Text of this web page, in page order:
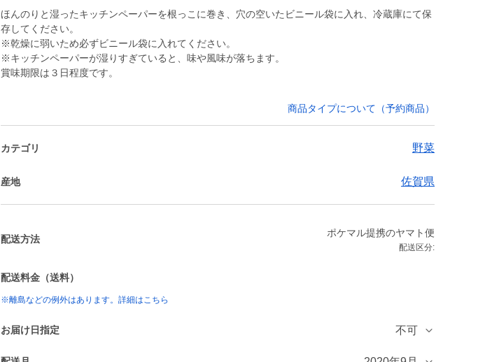
ほんのりと湿ったキッチンペーパーを根っこに巻き、穴の空いたビニール袋に入れ、冷蔵庫にて保
存してください。
※乾燥に弱いため必ずビニール袋に入れてください。
※キッチンペーパーが湿りすぎていると、味や風味が落ちます。
賞味期限は３日程度です。
商品タイプについて（予約商品）
カテゴリ 野菜
産地 佐賀県
配送方法
ポケマル提携のヤマト便
配送区分:
配送料金（送料）
※離島などの例外はあります。詳細はこちら
お届け日指定 不可